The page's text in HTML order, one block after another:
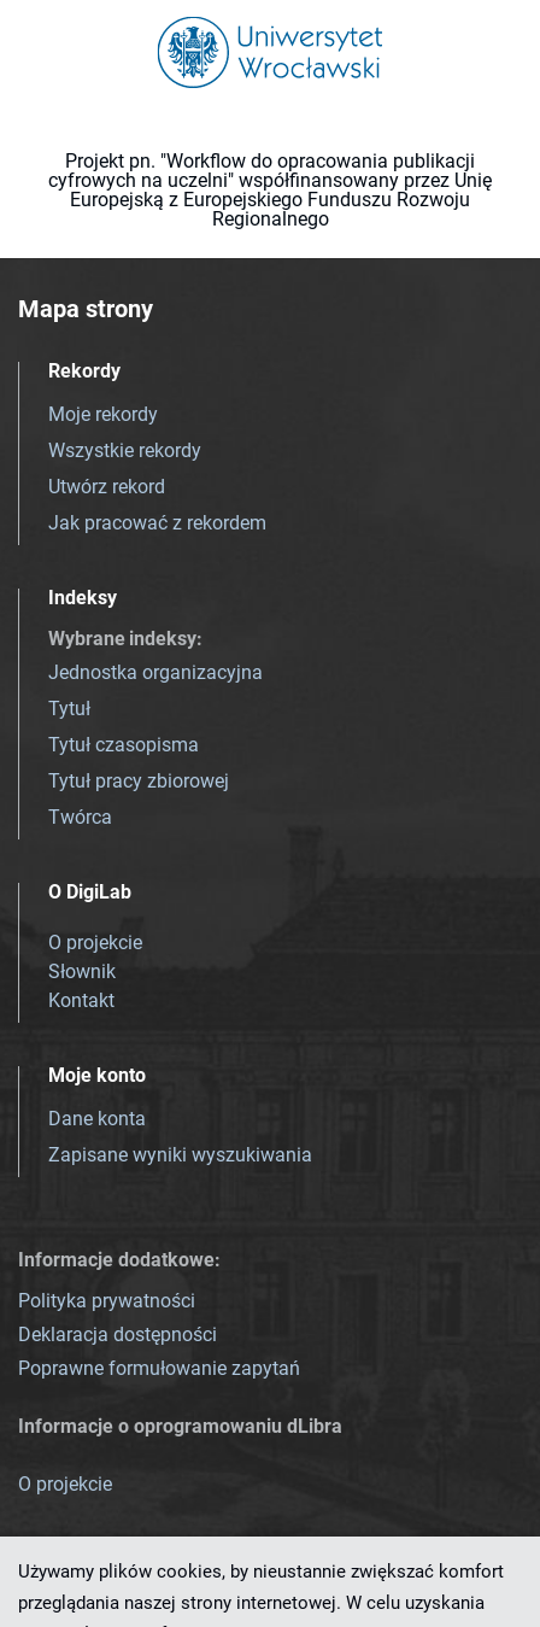
Projekt pn. "Workflow do opracowania publikacji
cyfrowych na uczelni" współfinansowany przez Unię
Europejską z Europejskiego Funduszu Rozwoju
Regionalnego
Mapa strony
Rekordy
Moje rekordy
Wszystkie rekordy
Utwórz rekord
Jak pracować z rekordem
Indeksy
Wybrane indeksy:
Jednostka organizacyjna
Tytuł
Tytuł czasopisma
Tytuł pracy zbiorowej
Twórca
O DigiLab
O projekcie
Słownik
Kontakt
Moje konto
Dane konta
Zapisane wyniki wyszukiwania
Informacje dodatkowe:
Polityka prywatności
Deklaracja dostępności
Poprawne formułowanie zapytań
Informacje o oprogramowaniu dLibra
O projekcie
Używamy plików cookies, by nieustannie zwiększać komfort
przeglądania naszej strony internetowej. W celu uzyskania